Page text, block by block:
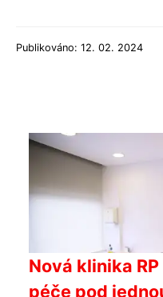
Publikováno: 12. 02. 2024
Nová klinika
péče pod